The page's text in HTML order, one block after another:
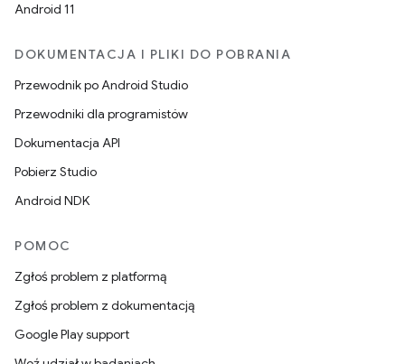
Android 11
DOKUMENTACJA I PLIKI DO POBRANIA
Przewodnik po Android Studio
Przewodniki dla programistów
Dokumentacja API
Pobierz Studio
Android NDK
POMOC
Zgłoś problem z platformą
Zgłoś problem z dokumentacją
Google Play support